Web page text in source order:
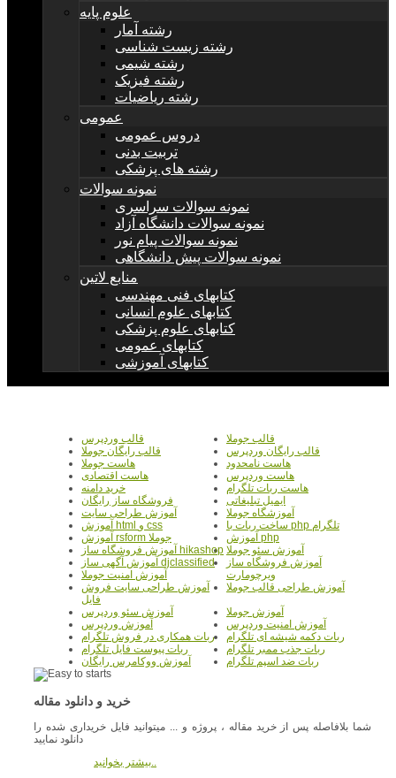
علوم پایه
رشته آمار
رشته زیست شناسی
رشته شیمی
رشته فیزیک
رشته ریاضیات
عمومی
دروس عمومی
تربیت بدنی
رشته های پزشکی
نمونه سوالات
نمونه سوالات سراسری
نمونه سوالات دانشگاه آزاد
نمونه سوالات پیام نور
نمونه سوالات پیش دانشگاهی
منابع لاتین
کتابهای فنی مهندسی
کتابهای علوم انسانی
کتابهای علوم پزشکی
کتابهای عمومی
کتابهای آموزشی
قالب جوملا
قالب وردپرس
قالب رایگان وردپرس
قالب رایگان جوملا
هاست نامحدود
هاست جوملا
هاست وردپرس
هاست اقتصادی
هاست ربات تلگرام
خرید دامنه
ایمیل تبلیغاتی
فروشگاه ساز رایگان
آموزشگاه جوملا
آموزش طراحی سایت
ساخت ربات با php تلگرام
آموزش html و css
آموزش php
آموزش rsform جوملا
آموزش سئو جوملا آموزش فروشگاه ساز hikashop
آموزش فروشگاه ساز
ویرچومارت
آموزش آگهی ساز djclassified
آموزش امنیت جوملا
آموزش طراحی قالب جوملا
آموزش طراحی سایت فروش
فایل
آموزش جوملا
آموزش سئو وردپرس
آموزش امنیت وردپرس
آموزش وردپرس
ربات دکمه شیشه ای تلگرام
ربات همکاری در فروش تلگرام
ربات جذب ممبر تلگرام
ربات پیوست فایل تلگرام
ربات ضد اسپم تلگرام
آموزش ووکامرس رایگان
خرید و دانلود مقاله
شما بلافاصله پس از خرید مقاله ، پروژه و ... میتوانید فایل خریداری شده را
دانلود نمایید
بیشتر بخوانید..